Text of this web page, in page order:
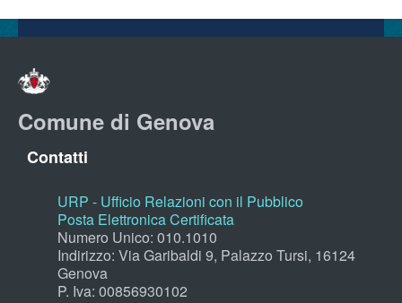
Comune di Genova
Contatti
URP - Ufficio Relazioni con il Pubblico
Posta Elettronica Certificata
Numero Unico: 010.1010
Indirizzo: Via Garibaldi 9, Palazzo Tursi, 16124
Genova
P. Iva: 00856930102